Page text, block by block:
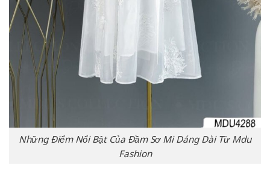
Những Điểm Nổi Bật Của Đầm Sơ Mi Dáng Dài Từ Mdu
Fashion